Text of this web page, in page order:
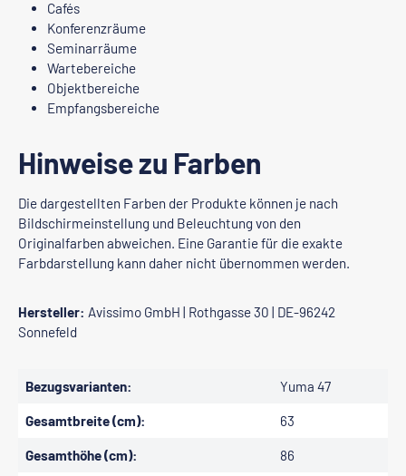
Cafés
Konferenzräume
Seminarräume
Wartebereiche
Objektbereiche
Empfangsbereiche
Hinweise zu Farben
Die dargestellten Farben der Produkte können je nach
Bildschirmeinstellung und Beleuchtung von den
Originalfarben abweichen. Eine Garantie für die exakte
Farbdarstellung kann daher nicht übernommen werden.
Hersteller: Avissimo GmbH | Rothgasse 30 | DE-96242
Sonnefeld
Bezugsvarianten: Yuma 47
Gesamtbreite (cm): 63
Gesamthöhe (cm): 86